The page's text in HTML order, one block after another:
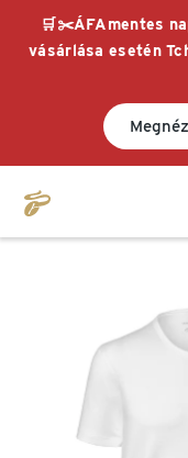
🛒✂️ÁFAmentes
vásárlása esetén